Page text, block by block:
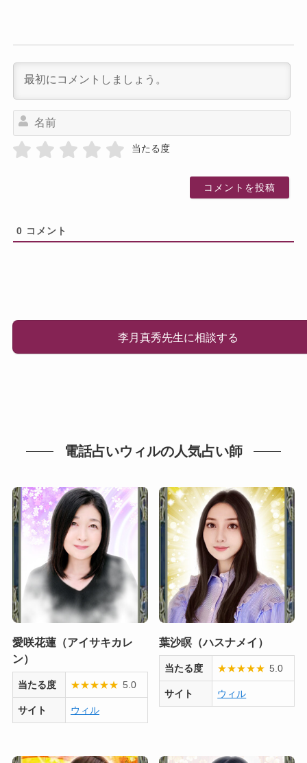
当たる度
0 コメント
李月真秀先生に相談する
電話占いウィルの人気占い師
愛咲花蓮（アイサキカレ
ン）
当たる度 ★★★★★ 5.0
サイト ウィル
葉沙瞑（ハスナメイ）
当たる度 ★★★★★ 5.0
サイト ウィル